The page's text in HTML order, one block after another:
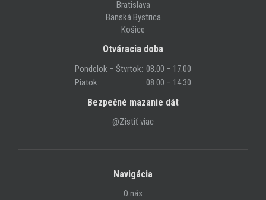
Bratislava
Banská Bystrica
Košice
Otváracia doba
Pondelok – Štvrtok: 08.00 – 17.00
Piatok:
08.00 – 14.30
Bezpečné mazanie dát
@Zistiť viac
Navigácia
O nás